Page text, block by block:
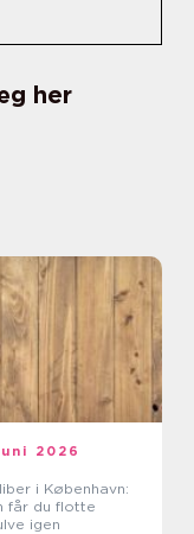
her
2026
i København:
får du flotte
igen